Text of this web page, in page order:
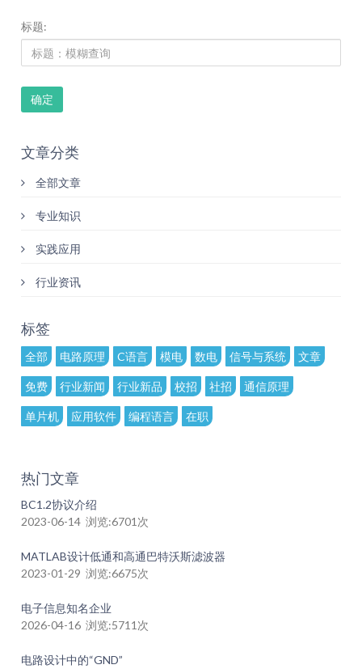
标题:
确定
文章分类
全部文章
专业知识
实践应用
行业资讯
标签
全部 电路原理 C语言 模电 数电 信号与系统 文章
免费 行业新闻 行业新品 校招 社招 通信原理
单片机 应用软件 编程语言 在职
热门文章
BC1.2协议介绍
2023-06-14 浏览:6701次
MATLAB设计低通和高通巴特沃斯滤波器
2023-01-29 浏览:6675次
电子信息知名企业
2026-04-16 浏览:5711次
电路设计中的“GND”